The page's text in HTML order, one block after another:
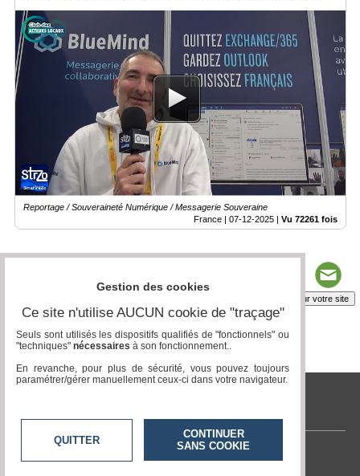
Reportage / Souveraineté Numérique / Messagerie Souveraine
France | 07-12-2025 | Vu 72261 fois
Insérez sur votre site
tvlocale.fr
Contactez-nous
Gestion des cookies
Ce site n'utilise AUCUN cookie de "traçage"
Seuls sont utilisés les dispositifs qualifiés de "fonctionnels" ou
"techniques" nécessaires à son fonctionnement..
En revanche, pour plus de sécurité, vous pouvez toujours
paramétrer/gérer manuellement ceux-ci dans votre navigateur.
QUITTER
CONTINUER
SANS COOKIE